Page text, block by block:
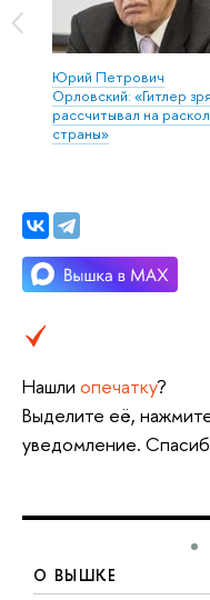
Юрий Петрович
Орловский: «Гитлер зря
рассчитывал на раскол
страны»
Нашли опечатку?
Выделите её,
уведомление.
О ВЫШКЕ